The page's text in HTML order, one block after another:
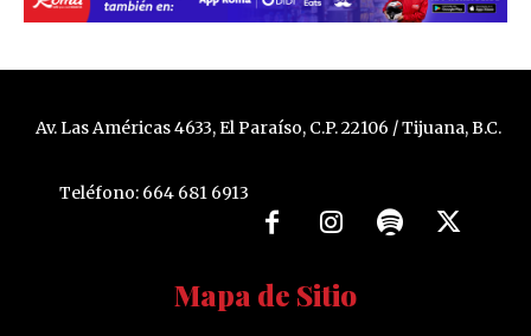
Av. Las Américas 4633, El Paraíso, C.P. 22106 / Tijuana, B.C.
Teléfono: 664 681 6913
Mapa de Sitio